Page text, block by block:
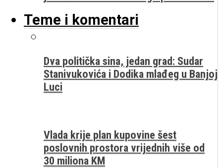
Teme i komentari
Dva politička sina, jedan grad: Sudar
Stanivukovića i Dodika mlađeg u Banjoj
Luci
Vlada krije plan kupovine šest
poslovnih prostora vrijednih više od
30 miliona KM